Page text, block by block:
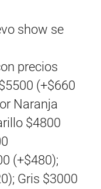
show se
precios
(+$660
Naranja
$4800
(+$480);
Gris $3000